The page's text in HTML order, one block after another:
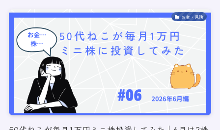
お金・保険